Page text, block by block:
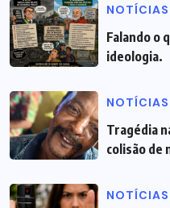
NOTÍCIAS
Falando o
ideologia.
NOTÍCIAS
Tragédia
colisão de
NOTÍCIAS